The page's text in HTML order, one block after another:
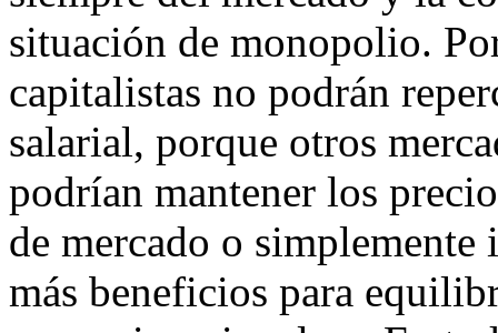
situación de monopolio.
capitalistas no podrán
salarial, porque otros
podrían mantener los
de mercado o
más beneficios para